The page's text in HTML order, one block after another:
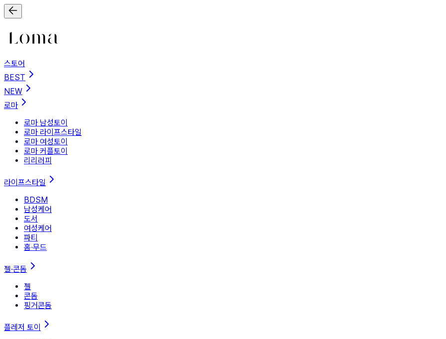
스토어
BEST
NEW
로마
로마 남성토이
로마 라이프스타일
로마 여성토이
로마 커플토이
리리러피
라이프스타일
BDSM
남성케어
도서
여성케어
파티
홈∙무드
젤·콘돔
젤
콘돔
핑거콘돔
플레저 토이